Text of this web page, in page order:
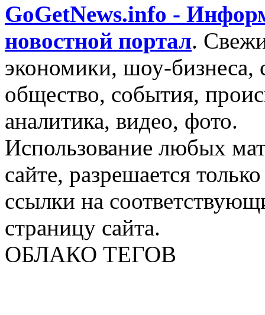
GoGetNews.info -
новостной портал.
экономики, шоу-бизнеса,
общество, события,
аналитика, видео, фото.
Использование любых
сайте, разрешается
ссылки на
страницу сайта.
ОБЛАКО ТЕГОВ